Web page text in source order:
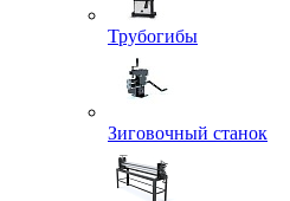
Трубогибы
Зиговочный станок